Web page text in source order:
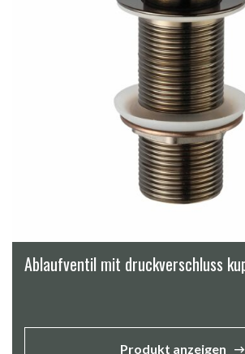
Ablaufventil mit druckverschluss
Produkt anzeigen